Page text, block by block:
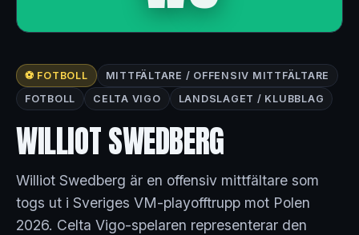
⚽ FOTBOLL
MITTFÄLTARE / OFFENSIV MITTFÄLTARE
FOTBOLL
CELTA VIGO LANDSLAGET / KLUBBLAG
WILLIOT SWEDBERG
Williot Swedberg är en offensiv mittfältare som
togs ut i Sveriges VM-playofftrupp mot Polen
2026. Celta Vigo-spelaren representerar den